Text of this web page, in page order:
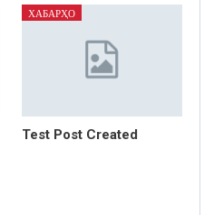
ХАБАРҲО
Test Post Created